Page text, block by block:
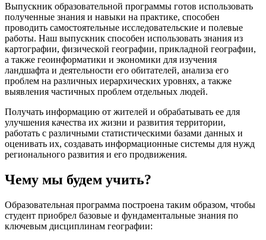
Выпускник образовательной программы готов использовать
полученные знания и навыки на практике, способен
проводить самостоятельные исследовательские и полевые
работы. Наш выпускник способен использовать знания из
картографии, физической географии, прикладной географии,
а также геоинформатики и экономики для изучения
ландшафта и деятельности его обитателей, анализа его
проблем на различных иерархических уровнях, а также
выявления частичных проблем отдельных людей.
Получать информацию от жителей и обрабатывать ее для
улучшения качества их жизни и развития территории,
работать с различными статистическими базами данных и
оценивать их, создавать информационные системы для нужд
регионального развития и его продвижения.
Чему мы будем учить?
Образовательная программа построена таким образом, чтобы
студент приобрел базовые и фундаментальные знания по
ключевым дисциплинам географии: